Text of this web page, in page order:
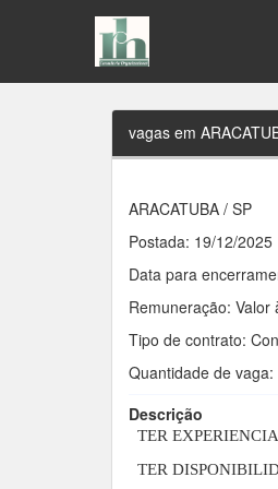
vagas em
ARACATUBA / SP
Postada: 19/12/2025
Data para
Remuneração: Valor
Tipo de contrato:
Quantidade de vaga:
Descrição
TER
TER